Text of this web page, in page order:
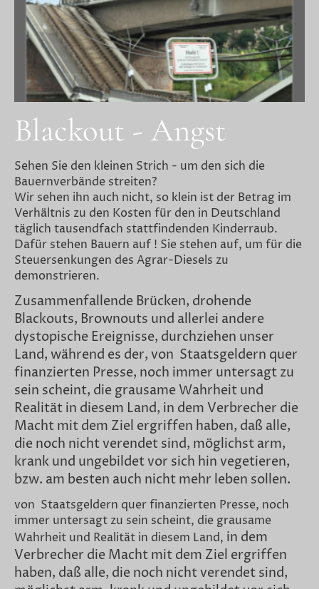
Blackout - Angst
Sehen Sie den kleinen Strich - um den sich die
Bauernverbände streiten?
Wir sehen ihn auch nicht, so klein ist der Betrag im
Verhältnis zu den Kosten für den in Deutschland
täglich tausendfach stattfindenden Kinderraub.
Dafür stehen Bauern auf ! Sie stehen auf, um für die
Steuersenkungen des Agrar-Diesels zu
demonstrieren.
Zusammenfallende Brücken, drohende
Blackouts, Brownouts und allerlei andere
dystopische Ereignisse, durchziehen unser
Land, während es der, von Staatsgeldern quer
finanzierten Presse, noch immer untersagt zu
sein scheint, die grausame Wahrheit und
Realität in diesem Land, in dem Verbrecher die
Macht mit dem Ziel ergriffen haben, daß alle,
die noch nicht verendet sind, möglichst arm,
krank und ungebildet vor sich hin vegetieren,
bzw. am besten auch nicht mehr leben sollen.
von Staatsgeldern quer finanzierten Presse, noch
immer untersagt zu sein scheint, die grausame
Wahrheit und Realität in diesem Land, in dem
Verbrecher die Macht mit dem Ziel ergriffen
haben, daß alle, die noch nicht verendet sind,